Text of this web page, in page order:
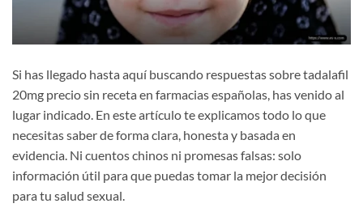
Si has llegado hasta aquí buscando respuestas sobre tadalafil
20mg precio sin receta en farmacias españolas, has venido al
lugar indicado. En este artículo te explicamos todo lo que
necesitas saber de forma clara, honesta y basada en
evidencia. Ni cuentos chinos ni promesas falsas: solo
información útil para que puedas tomar la mejor decisión
para tu salud sexual.